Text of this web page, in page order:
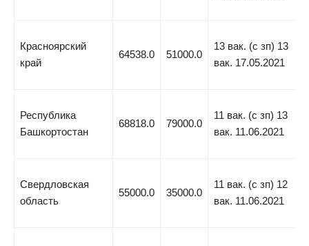
Красноярский
край
64538.0 51000.0
13 вак. (с зп) 13
вак. 17.05.2021
Республика
Башкортостан
68818.0 79000.0
11 вак. (с зп) 13
вак. 11.06.2021
Свердловская
область
55000.0 35000.0
11 вак. (с зп) 12
вак. 11.06.2021